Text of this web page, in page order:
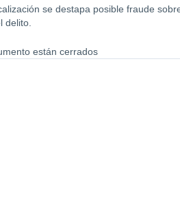
se destapa posible fraude
delito.
están cerrados